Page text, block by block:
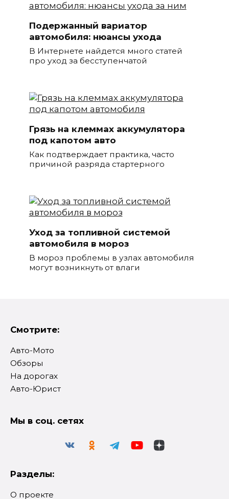
Подержанный вариатор
автомобиля: нюансы ухода
В Интернете найдется много статей
про уход за бесступенчатой
Грязь на клеммах аккумулятора
под капотом авто
Как подтверждает практика, часто
причиной разряда стартерного
Уход за топливной системой
автомобиля в мороз
В мороз проблемы в узлах автомобиля
могут возникнуть от влаги
Смотрите:
Авто-Мото
Обзоры
На дорогах
Авто-Юрист
Мы в соц. сетях
Разделы:
О проекте